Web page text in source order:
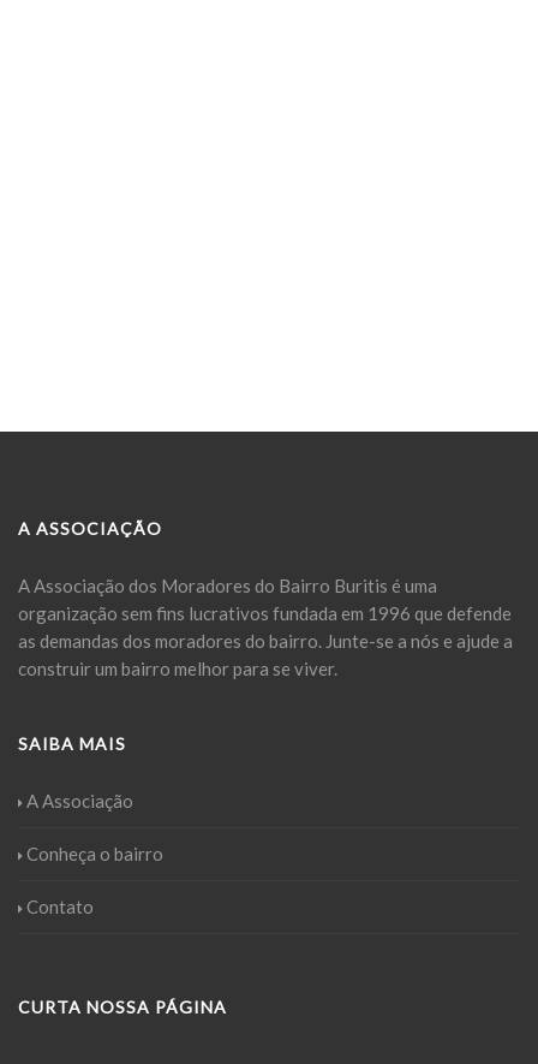
A ASSOCIAÇÃO
A Associação dos Moradores do Bairro Buritis é uma
organização sem fins lucrativos fundada em 1996 que defende
as demandas dos moradores do bairro. Junte-se a nós e ajude a
construir um bairro melhor para se viver.
SAIBA MAIS
A Associação
Conheça o bairro
Contato
CURTA NOSSA PÁGINA